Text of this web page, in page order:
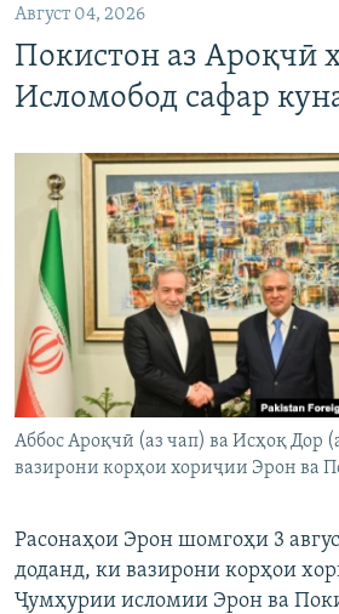
Август 04, 2026
Покистон аз Ароқчӣ
Исломобод сафар
Аббос Ароқчӣ (аз чап) ва Исҳоқ Дор
вазирони корҳои хориҷии Эрон ва
Расонаҳои Эрон шомгоҳи 3
доданд, ки вазирони корҳои
Ҷумҳурии исломии Эрон ва